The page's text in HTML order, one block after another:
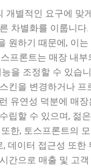
개별적인 요구에 맞
차별화를 이룹니다
원하기 때문에, 이
프론트는 매장 내
을 조정할 수 있습
킨을 변경하거나 프
유연성 덕분에 매
립할 수 있으며, 젊
한, 토스프론트의
데이터 접근성 또한
간으로 매출 및 고